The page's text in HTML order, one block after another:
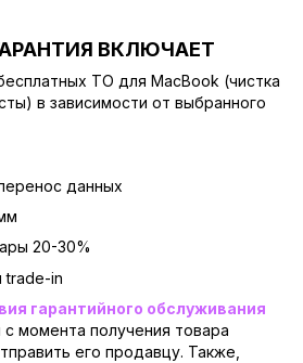
ВКЛЮЧАЕТ
ТО для MacBook (чистка
в зависимости от выбранного
данных
20-30%
trade-in
гарантийного обслуживания
момента получения товара
его продавцу. Также,